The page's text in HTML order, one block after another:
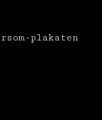
plakaten